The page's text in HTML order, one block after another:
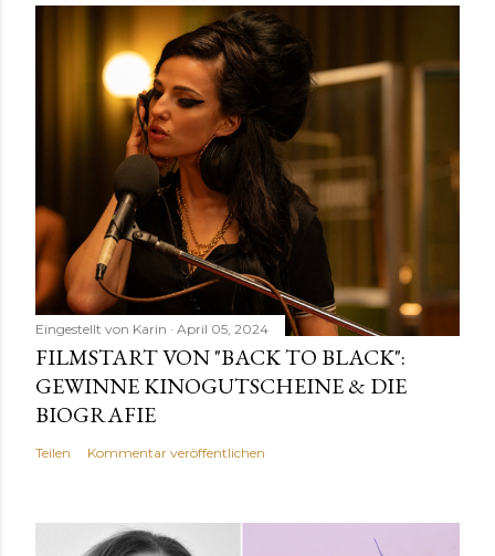
Eingestellt von Karin April 05, 2024
FILMSTART VON "BACK TO BLACK":
GEWINNE KINOGUTSCHEINE & DIE
BIOGRAFIE
Teilen Kommentar veröffentlichen